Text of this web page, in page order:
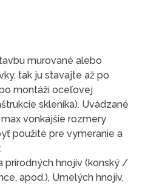
murované alebo
tak ju stavajte až po
montáži oceľovej
skleníka). Uvádzané
vonkajšie rozmery
použité pre vymeranie a
prírodných hnojív (konský /
apod.), Umelých hnojív,